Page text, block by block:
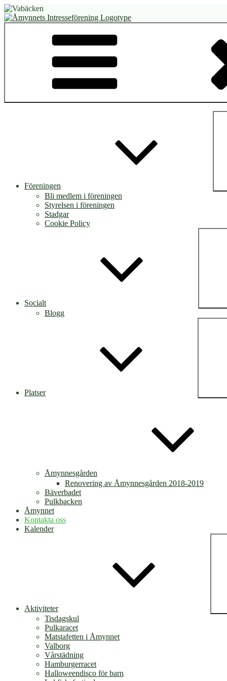
Hoppa
till
innehåll
Åmynnets Intresseförening
Din lokala förening
Föreningen
Bli medlem i föreningen
Styrelsen i föreningen
Stadgar
Cookie Policy
Socialt
Blogg
Platser
Åmynnesgården
Renovering av Åmynnesgården 2018-2019
Bäverbadet
Pulkbacken
Åmynnet
Kontakta oss
Kalender
Aktiviteter
Tisdagskul
Pulkaracet
Matstafetten i Åmynnet
Valborg
Vårstädning
Hamburgerracet
Halloweendisco för barn